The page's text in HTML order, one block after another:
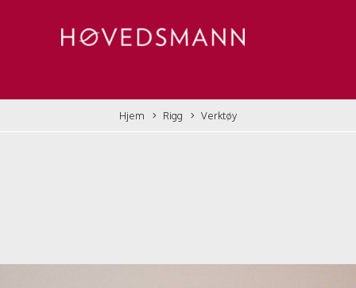
Hjem Rigg Verktøy